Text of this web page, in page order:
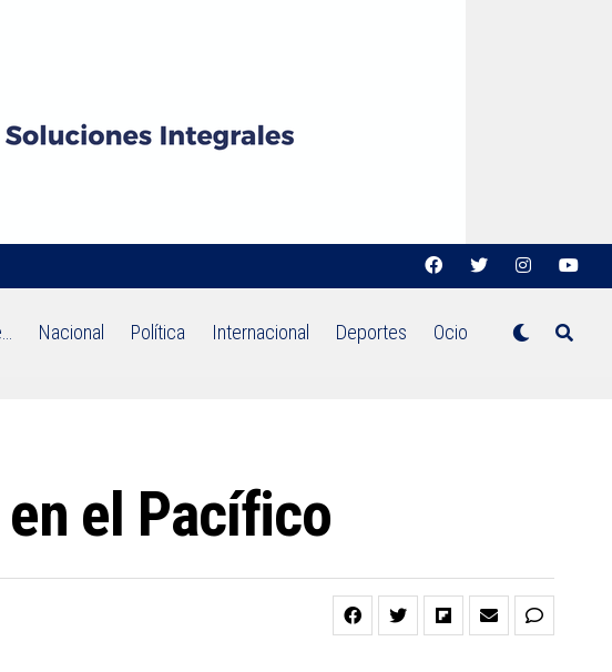
Nacional Política Internacional Deportes Ocio
el Pacífico